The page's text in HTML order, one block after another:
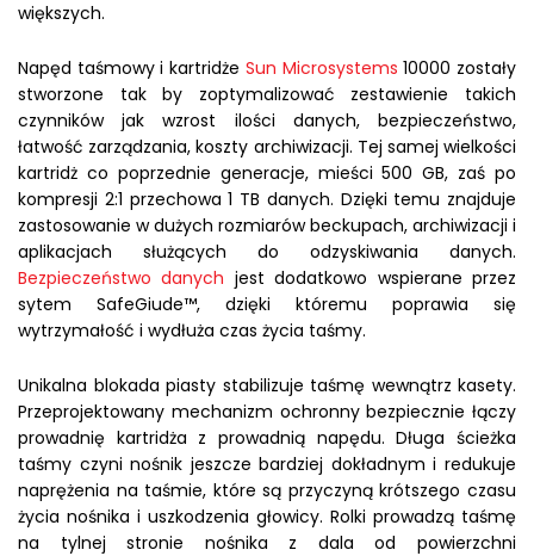
większych.
Napęd taśmowy i kartridże Sun Microsystems 10000 zostały
stworzone tak by zoptymalizować zestawienie takich
czynników jak wzrost ilości danych, bezpieczeństwo,
łatwość zarządzania, koszty archiwizacji. Tej samej wielkości
kartridż co poprzednie generacje, mieści 500 GB, zaś po
kompresji 2:1 przechowa 1 TB danych. Dzięki temu znajduje
zastosowanie w dużych rozmiarów beckupach, archiwizacji i
aplikacjach służących do odzyskiwania danych.
Bezpieczeństwo danych jest dodatkowo wspierane przez
sytem SafeGiude™, dzięki któremu poprawia się
wytrzymałość i wydłuża czas życia taśmy.
Unikalna blokada piasty stabilizuje taśmę wewnątrz kasety.
Przeprojektowany mechanizm ochronny bezpiecznie łączy
prowadnię kartridża z prowadnią napędu. Długa ścieżka
taśmy czyni nośnik jeszcze bardziej dokładnym i redukuje
naprężenia na taśmie, które są przyczyną krótszego czasu
życia nośnika i uszkodzenia głowicy. Rolki prowadzą taśmę
na tylnej stronie nośnika z dala od powierzchni